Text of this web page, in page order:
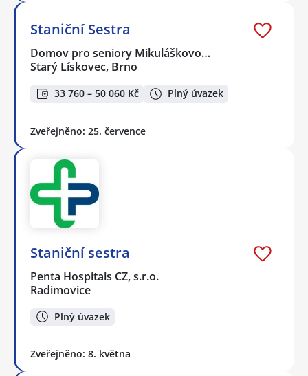
Staniční Sestra
Domov pro seniory Mikuláškovo…
Starý Lískovec, Brno
33 760 – 50 060 Kč Plný úvazek
Zveřejněno: 25. července
Staniční sestra
Penta Hospitals CZ, s.r.o.
Radimovice
Plný úvazek
Zveřejněno: 8. května